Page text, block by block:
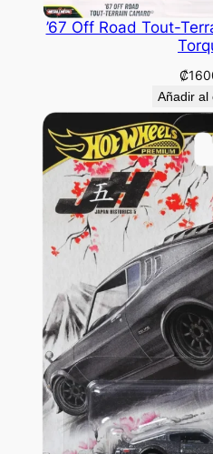
’67 Off Road Tout-
₡
Añadir al